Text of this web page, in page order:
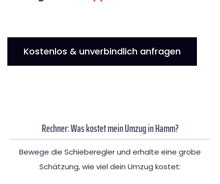
Kostenlos & unverbindlich anfragen
Rechner: Was kostet mein Umzug in Hamm?
Bewege die Schieberegler und erhalte eine grobe
Schätzung, wie viel dein Umzug kostet: